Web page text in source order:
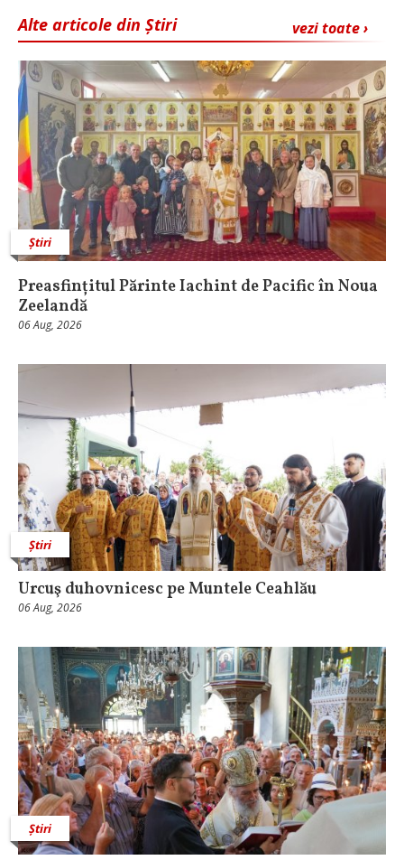
vezi toate ›
Alte articole din Știri
Știri
Preasfințitul Părinte Iachint de Pacific în Noua
Zeelandă
06 Aug, 2026
Știri
Urcuş duhovnicesc pe Muntele Ceahlău
06 Aug, 2026
Știri